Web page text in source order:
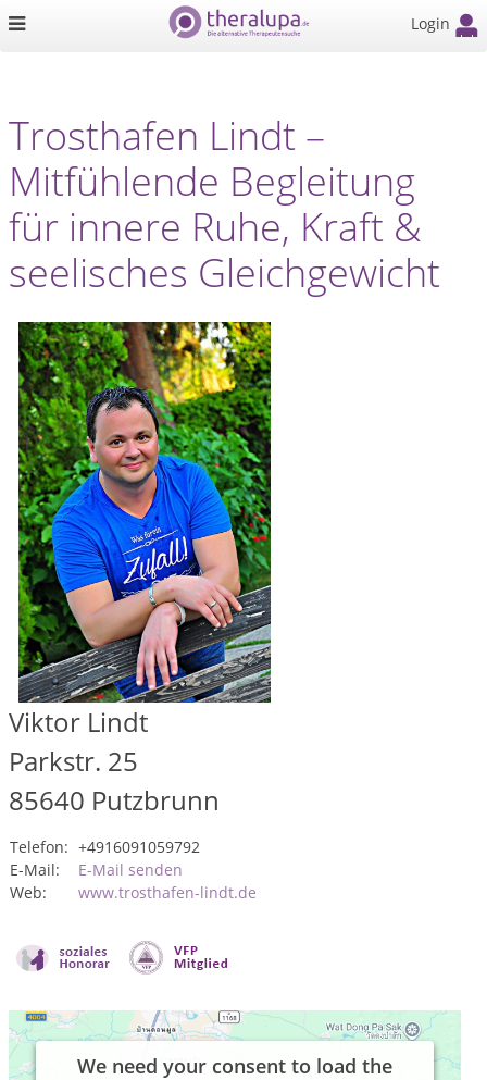
Login
Trosthafen Lindt –
Mitfühlende Begleitung
für innere Ruhe, Kraft &
seelisches Gleichgewicht
Viktor Lindt
Parkstr. 25
85640 Putzbrunn
Telefon: +4916091059792
E-Mail:
E-Mail senden
Web:
www.trosthafen-lindt.de
We need your consent to load the